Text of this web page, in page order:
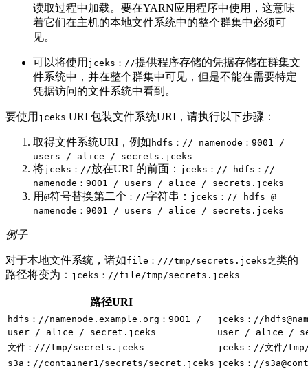
读取过程中加载。要在YARN应用程序中使用，这意味
着它们在主机的本地文件系统中的整个群集中必须可
见。
可以将使用 jceks：//提供程序存储的凭据存储在群集文
件系统中，并在整个群集中可见，但是不能在需要特定
凭据访问的文件系统中看到。
要使用 jceks URI 包装文件系统URI，请执行以下步骤：
取得文件系统URI，例如 hdfs：// namenode：9001 /
users / alice / secrets.jceks
将jceks：//放在URL的前面： jceks：// hdfs：//
namenode：9001 / users / alice / secrets.jceks
用 @符号替换第二个 ：//字符串： jceks：// hdfs @
namenode：9001 / users / alice / secrets.jceks
例子
对于本地文件系统，诸如file：///tmp/secrets.jceks之类的
路径将变为： jceks：//file/tmp/secrets.jceks
路径URI
hdfs：//namenode.example.org：9001 /
user / alice / secret.jceks
jceks：//
user / alice /
文件：///tmp/secrets.jceks
jceks：//文件/
s3a：//container1/secrets/secret.jceks jceks：//